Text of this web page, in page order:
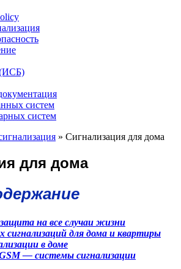
систем
систем
» Сигнализация для дома
для дома
на все случаи жизни
сигнализаций для дома и квартиры
в доме
— системы сигнализации